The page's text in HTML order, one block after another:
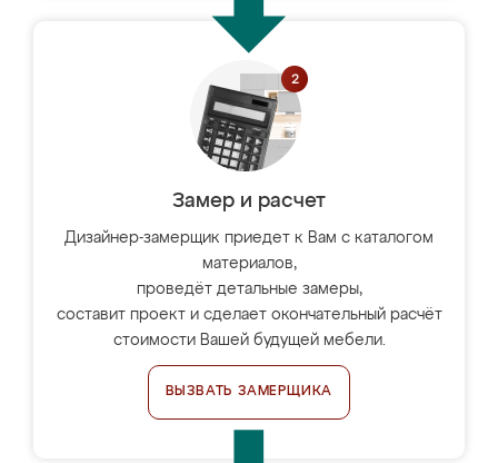
Замер и расчет
Дизайнер-замерщик приедет к Вам с каталогом
материалов,
проведёт детальные замеры,
составит проект и сделает окончательный расчёт
стоимости Вашей будущей мебели.
ВЫЗВАТЬ ЗАМЕРЩИКА